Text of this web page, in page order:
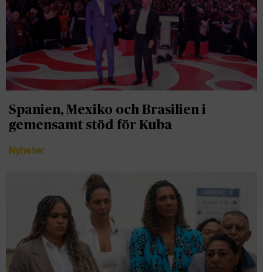
Spanien, Mexiko och Brasilien i
gemensamt stöd för Kuba
Nyheter